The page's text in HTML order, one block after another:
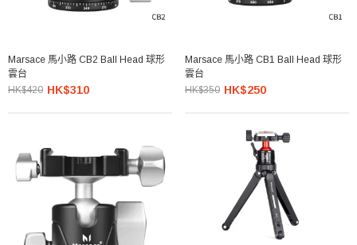
Marsace 馬小路 CB2 Ball Head 球形
雲台
HK$420 HK$310
Marsace 馬小路 CB1 Ball Head 球形
雲台
HK$350 HK$250